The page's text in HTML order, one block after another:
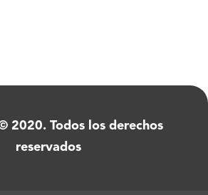
2020. Todos los derechos
reservados